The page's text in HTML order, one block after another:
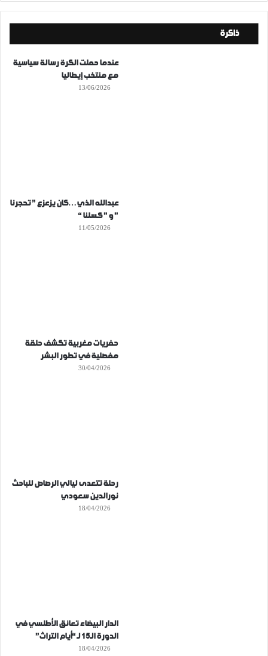
ذاكرة
عندما حملت الكرة رسالة سياسية
مع منتخب إيطاليا
13/06/2026
عبدالله الذي…كان يزعزع ” تحجرنا
” و ” كسلنا “
11/05/2026
حفريات مغربية تكشف حلقة
مفصلية في تطور البشر
30/04/2026
رحلة تتعدى ليالي الرصاص للباحث
نورالدين سعودي
18/04/2026
الدار البيضاء تعانق الأطلسي في
الدورة الـ15 لـ “أيام التراث”
18/04/2026